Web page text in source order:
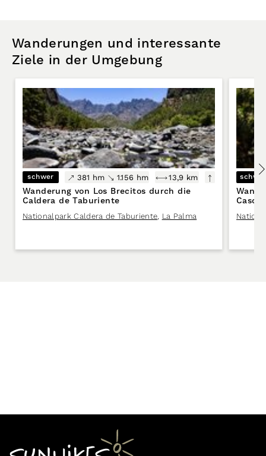
Wanderungen und interessante
Ziele in der Umgebung
schwer 381 hm 1.156 hm 13,9 km
Wanderung von Los Brecitos durch die
Caldera de Taburiente
Nationalpark Caldera de Taburiente, La Palma
schwer